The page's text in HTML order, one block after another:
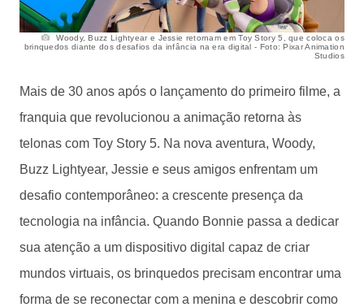
Woody, Buzz Lightyear e Jessie retornam em Toy Story 5, que coloca os
brinquedos diante dos desafios da infância na era digital - Foto: Pixar Animation
Studios
Mais de 30 anos após o lançamento do primeiro filme, a
franquia que revolucionou a animação retorna às
telonas com Toy Story 5. Na nova aventura, Woody,
Buzz Lightyear, Jessie e seus amigos enfrentam um
desafio contemporâneo: a crescente presença da
tecnologia na infância. Quando Bonnie passa a dedicar
sua atenção a um dispositivo digital capaz de criar
mundos virtuais, os brinquedos precisam encontrar uma
forma de se reconectar com a menina e descobrir como